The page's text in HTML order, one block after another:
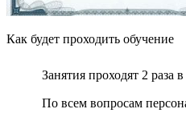
Как будет проходить обучение
Занятия проходят 2 раза
По всем вопросам